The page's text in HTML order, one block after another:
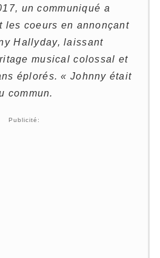
un communiqué a
les coeurs en annonçant
Hallyday, laissant
musical colossal et
éplorés. « Johnny était
commun.
Publicité: